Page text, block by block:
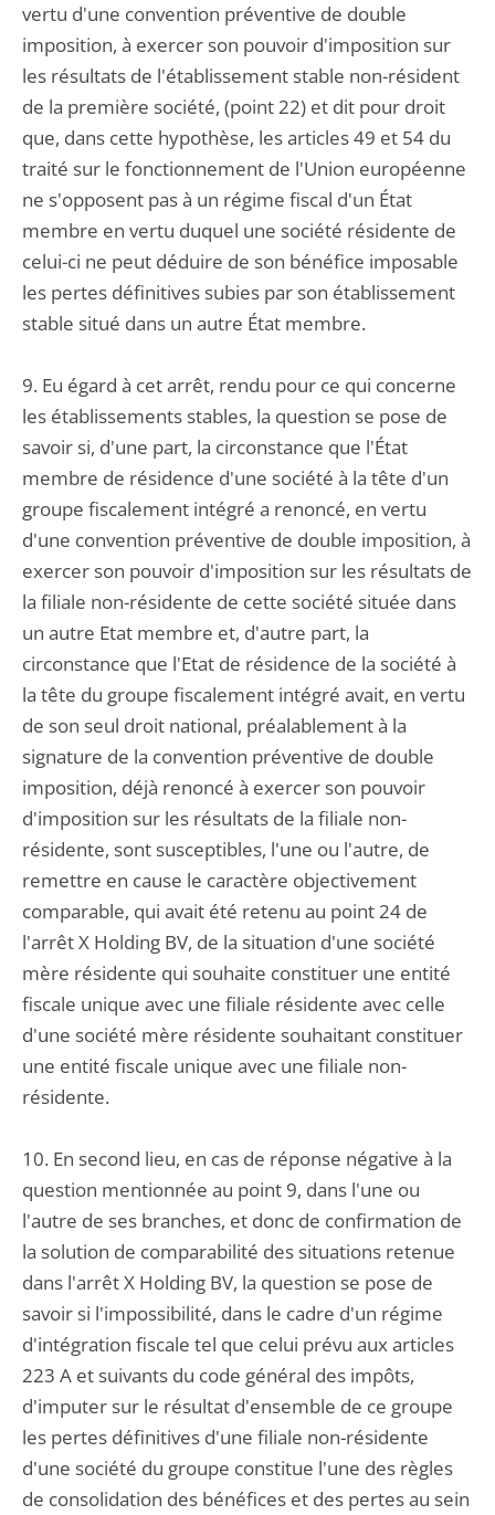
vertu d'une convention préventive de double
imposition, à exercer son pouvoir d'imposition sur
les résultats de l'établissement stable non-résident
de la première société, (point 22) et dit pour droit
que, dans cette hypothèse, les articles 49 et 54 du
traité sur le fonctionnement de l'Union européenne
ne s'opposent pas à un régime fiscal d'un État
membre en vertu duquel une société résidente de
celui-ci ne peut déduire de son bénéfice imposable
les pertes définitives subies par son établissement
stable situé dans un autre État membre.
9. Eu égard à cet arrêt, rendu pour ce qui concerne
les établissements stables, la question se pose de
savoir si, d'une part, la circonstance que l'État
membre de résidence d'une société à la tête d'un
groupe fiscalement intégré a renoncé, en vertu
d'une convention préventive de double imposition, à
exercer son pouvoir d'imposition sur les résultats de
la filiale non-résidente de cette société située dans
un autre Etat membre et, d'autre part, la
circonstance que l'Etat de résidence de la société à
la tête du groupe fiscalement intégré avait, en vertu
de son seul droit national, préalablement à la
signature de la convention préventive de double
imposition, déjà renoncé à exercer son pouvoir
d'imposition sur les résultats de la filiale non-
résidente, sont susceptibles, l'une ou l'autre, de
remettre en cause le caractère objectivement
comparable, qui avait été retenu au point 24 de
l'arrêt X Holding BV, de la situation d'une société
mère résidente qui souhaite constituer une entité
fiscale unique avec une filiale résidente avec celle
d'une société mère résidente souhaitant constituer
une entité fiscale unique avec une filiale non-
résidente.
10. En second lieu, en cas de réponse négative à la
question mentionnée au point 9, dans l'une ou
l'autre de ses branches, et donc de confirmation de
la solution de comparabilité des situations retenue
dans l'arrêt X Holding BV, la question se pose de
savoir si l'impossibilité, dans le cadre d'un régime
d'intégration fiscale tel que celui prévu aux articles
223 A et suivants du code général des impôts,
d'imputer sur le résultat d'ensemble de ce groupe
les pertes définitives d'une filiale non-résidente
d'une société du groupe constitue l'une des règles
de consolidation des bénéfices et des pertes au sein